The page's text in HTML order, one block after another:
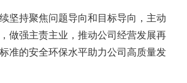
坚持聚焦问题导向和目标导向，主动
做强主责主业，推动公司经营发展再
准的安全环保水平助力公司高质量发